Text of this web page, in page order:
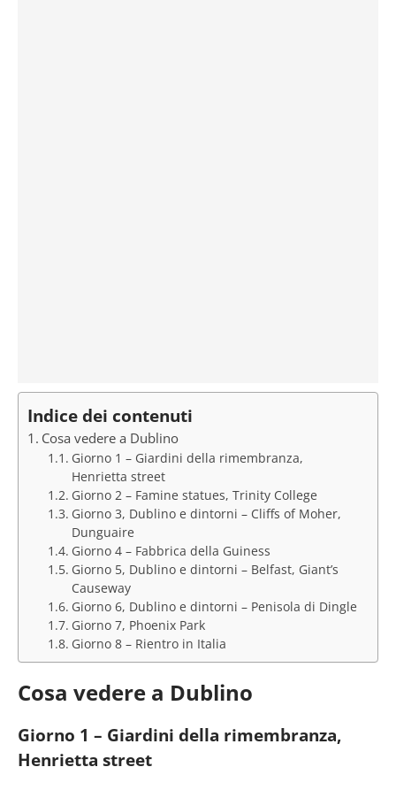
Indice dei contenuti
Cosa vedere a Dublino
Giorno 1 – Giardini della rimembranza,
Henrietta street
Giorno 2 – Famine statues, Trinity College
Giorno 3, Dublino e dintorni – Cliffs of Moher,
Dunguaire
Giorno 4 – Fabbrica della Guiness
Giorno 5, Dublino e dintorni – Belfast, Giant’s
Causeway
Giorno 6, Dublino e dintorni – Penisola di Dingle
Giorno 7, Phoenix Park
Giorno 8 – Rientro in Italia
Cosa vedere a Dublino
Giorno 1 – Giardini della rimembranza,
Henrietta street